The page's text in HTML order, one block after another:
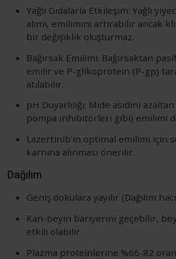
Yağlı Gıdalarla Etkileşim: Yağlı
alımı, emilimini artırabilir ancak
bir değişiklik oluşturmaz.
Bağırsak Emilimi: Bağırsaktan
emilir ve P-glikoprotein (P-gp)
atılabilir.
pH Duyarlılığı: Mide asidini
pompa inhibitörleri gibi) emilimi
Lazertinib’in optimal emilimi için
karnına alınması önerilir.
Dağılım
Geniş dokulara yayılır (Dağılım
Kan-beyin bariyerini geçebilir,
etkili olabilir
Plazma proteinlerine %66-82